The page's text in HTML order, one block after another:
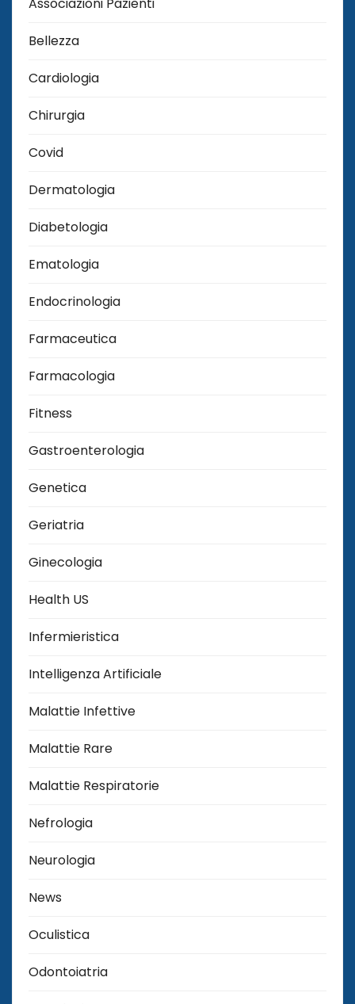
Bellezza
Cardiologia
Chirurgia
Covid
Dermatologia
Diabetologia
Ematologia
Endocrinologia
Farmaceutica
Farmacologia
Fitness
Gastroenterologia
Genetica
Geriatria
Ginecologia
Health US
Infermieristica
Intelligenza Artificiale
Malattie Infettive
Malattie Rare
Malattie Respiratorie
Nefrologia
Neurologia
News
Oculistica
Odontoiatria